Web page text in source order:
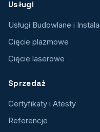
Usługi
Usługi Budowlane i
Cięcie plazmowe
Cięcie laserowe
Sprzedaż
Certyfikaty i Atesty
Referencje